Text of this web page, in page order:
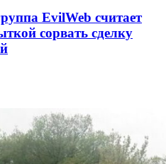
EvilWeb считает
сорвать сделку